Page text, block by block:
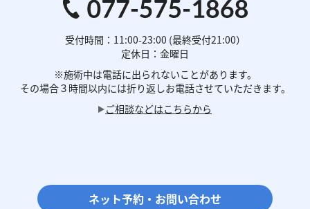
受付時間：11:00-23:00 (最終受付21:00）
定休日：金曜日
※施術中は電話に出られないことがあります。
その場合３時間以内には折り返しお電話させていただきます。
ご相談などはこちらから
ネット予約・お問い合わせ